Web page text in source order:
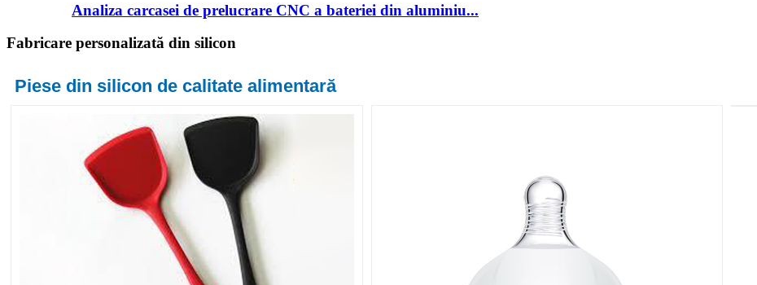
Analiza carcasei de prelucrare CNC a bateriei din aluminiu...
Fabricare personalizată din silicon
Piese din silicon de calitate alimentară